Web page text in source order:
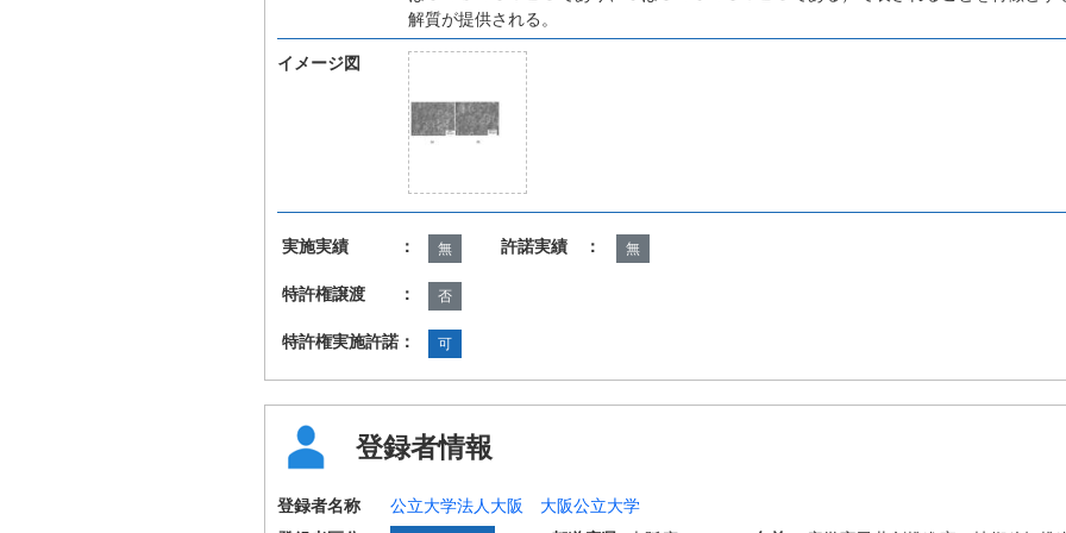
解質が提供される。
イメージ図
実施実績 ： 無 許諾実績 ： 無
特許権譲渡 ： 否
特許権実施許諾： 可
登録者情報
登録者名称
公立大学法人大阪 大阪公立大学